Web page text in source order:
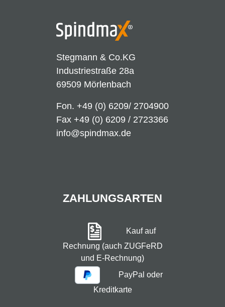
Stegmann & Co.KG
Industriestraße 28a
69509 Mörlenbach
Fon. +49 (0) 6209/ 2704900
Fax +49 (0) 6209 / 2723366
info@spindmax.de
ZAHLUNGSARTEN
Kauf auf
Rechnung (auch ZUGFeRD
und E-Rechnung)
PayPal oder
Kreditkarte